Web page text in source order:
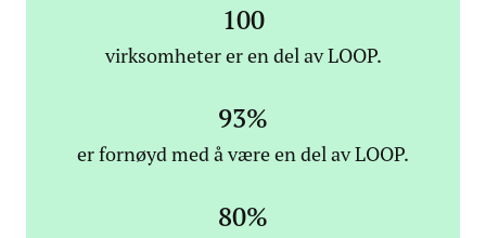
100
virksomheter er en del av LOOP.
93%
er fornøyd med å være en del av LOOP.
80%